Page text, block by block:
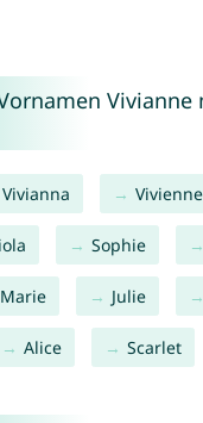
Vivianne
Vivianna Vivienne
Sophie
Marie Julie
Alice Scarlet